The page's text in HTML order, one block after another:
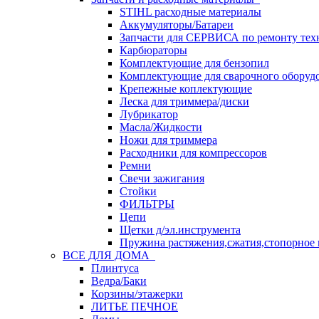
STIHL расходные материалы
Аккумуляторы/Батареи
Запчасти для СЕРВИСА по ремонту
Карбюраторы
Комплектующие для бензопил
Комплектующие для сварочного
Крепежные коплектующие
Леска для триммера/диски
Лубрикатор
Масла/Жидкости
Ножи для триммера
Расходники для компрессоров
Ремни
Свечи зажигания
Стойки
ФИЛЬТРЫ
Цепи
Щетки д/эл.инструмента
Пружина растяжения,сжатия,стопорное
ВСЕ ДЛЯ ДОМА
Плинтуса
Ведра/Баки
Корзины/этажерки
ЛИТЬЕ ПЕЧНОЕ